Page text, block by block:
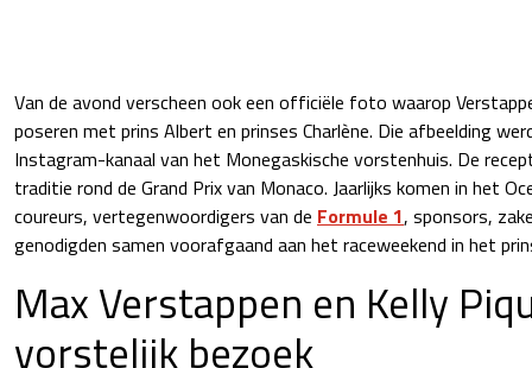
Van de avond verscheen ook een officiële foto waarop
poseren met prins Albert en prinses Charlène. Die afbeelding
Instagram-kanaal van het Monegaskische vorstenhuis. De
traditie rond de Grand Prix van Monaco. Jaarlijks komen in het
coureurs, vertegenwoordigers van de Formule 1, sponsors,
genodigden samen voorafgaand aan het raceweekend in het
Max Verstappen en Kelly
vorstelijk bezoek